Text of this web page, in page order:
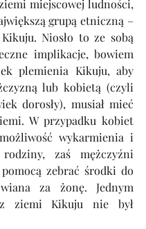
miejscowej ludności,
grupą etniczną –
Niosło to ze sobą
implikacje, bowiem
plemienia Kikuju, aby
lub kobietą (czyli
dorosły), musiał mieć
W przypadku kobiet
wykarmienia i
zaś mężczyźni
zebrać środki do
za żonę. Jednym
ziemi Kikuju nie był